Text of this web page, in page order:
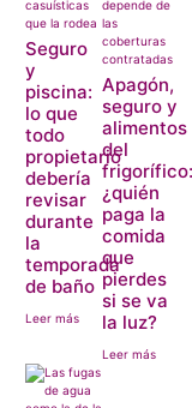
Seguro
y
piscina:
lo que
todo
propietario
debería
revisar
durante
la
temporada
de baño
Leer más
Apagón,
seguro y
alimentos
del
¿quién
paga la
comida
que
pierdes
si se va
la luz?
Leer más